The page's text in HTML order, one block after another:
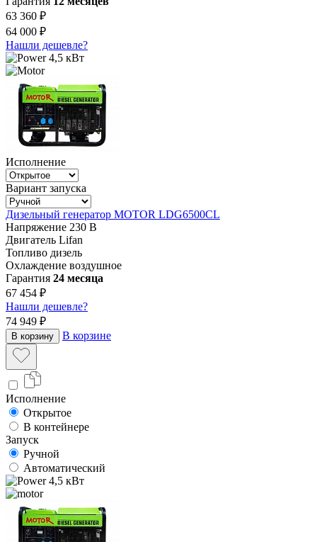
63 360 ₽
64 000 ₽
Нашли дешевле?
4,5 кВт
Исполнение
Вариант запуска
Дизельный генератор MOTOR LDG6500CL
Напряжение 230 В
Двигатель Lifan
Топливо дизель
Охлаждение воздушное
Гарантия 24 месяца
67 454 ₽
Нашли дешевле?
74 949 ₽
В корзину В корзине
Исполнение
Открытое
В контейнере
Запуск
Ручной
Автоматический
4,5 кВт